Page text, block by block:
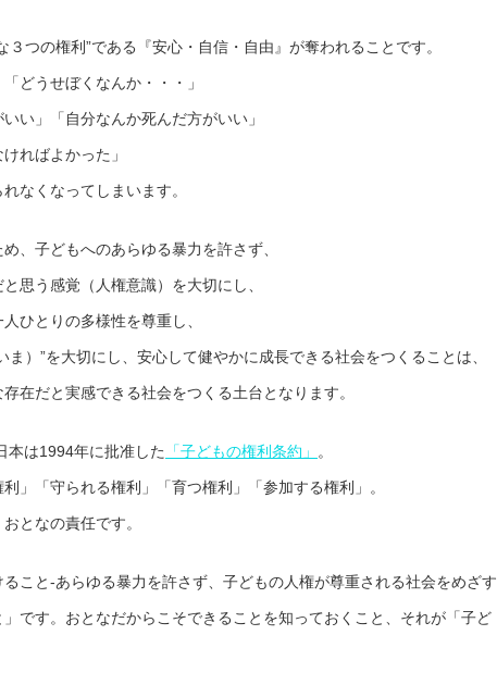
３つの権利”である『安心・自信・自由』が奪われることです。
どうせぼくなんか・・・」
い」「自分なんか死んだ方がいい」
ればよかった」
なくなってしまいます。
、子どもへのあらゆる暴力を許さず、
思う感覚（人権意識）を大切にし、
ひとりの多様性を尊重し、
ま）”を大切にし、安心して健やかに成長できる社会をつくることは、
在だと実感できる社会をつくる土台となります。
本は1994年に批准した 「子どもの権利条約」 。
」「守られる権利」「育つ権利」「参加する権利」。
となの責任です。
こと‐あらゆる暴力を許さず、子どもの人権が尊重される社会をめざす
です。おとなだからこそできることを知っておくこと、それが「子ど